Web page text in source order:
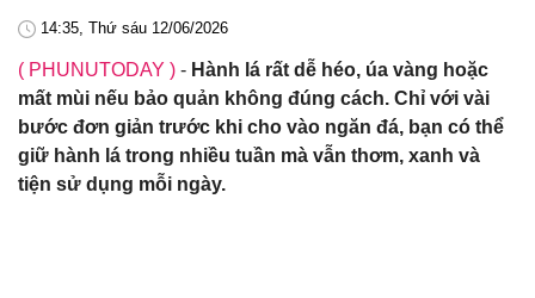
14:35, Thứ sáu 12/06/2026
( PHUNUTODAY ) - Hành lá rất dễ héo, úa vàng hoặc
mất mùi nếu bảo quản không đúng cách. Chỉ với vài
bước đơn giản trước khi cho vào ngăn đá, bạn có thể
giữ hành lá trong nhiều tuần mà vẫn thơm, xanh và
tiện sử dụng mỗi ngày.